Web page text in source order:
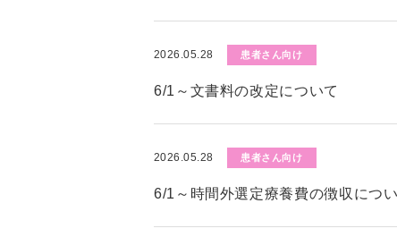
2026.05.28 患者さん向け
6/1～文書料の改定について
2026.05.28 患者さん向け
6/1～時間外選定療養費の徴収につ